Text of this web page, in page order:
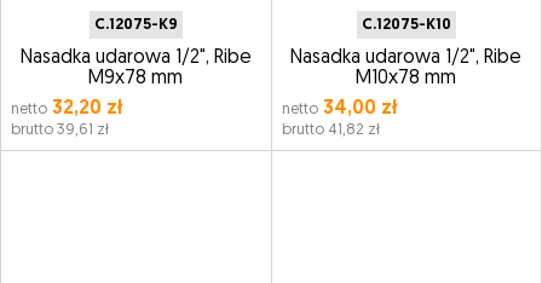
C.12075-K9
Nasadka udarowa 1/2", Ribe
M9x78 mm
netto 32,20 zł
brutto 39,61 zł
C.12075-K10
Nasadka udarowa 1/2", Ribe
M10x78 mm
netto34,00 zł
brutto 41,82 zł